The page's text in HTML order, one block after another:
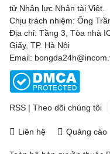
tử Nhân lực Nhân tài Việt.
Chịu trách nhiệm: Ông
Địa chỉ: Tầng 3, Tòa nhà
Giấy, TP. Hà Nội
Email:
RSS | Theo dõi chúng tôi
Liên hệ Quảng cáo